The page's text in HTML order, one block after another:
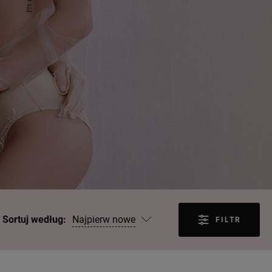
Sortuj według: Najpierw nowe FILTR